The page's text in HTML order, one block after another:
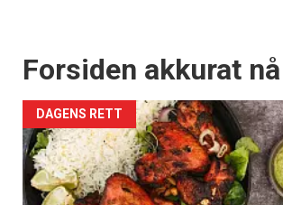
Forsiden akkurat nå
DAGENS RETT